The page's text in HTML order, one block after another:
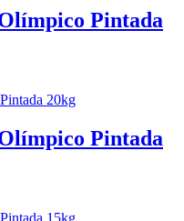
Pintada
Pintada